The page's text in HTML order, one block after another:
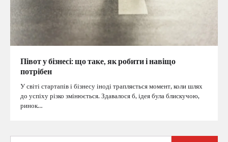
Півот у бізнесі: що таке, як робити і навіщо
потрібен
У світі стартапів і бізнесу іноді трапляється момент, коли шлях
до успіху різко змінюється. Здавалося б, ідея була блискучою,
ринок…